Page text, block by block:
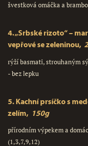
švestková omáčka a
4.„Srbské rizoto“ –
vepřové se zeleninou,
rýží basmati, strouhaným
- bez lepku
5. Kachní prsíčko s
zelím, 150g
přírodním výpekem a
(1,3,7,9,12)